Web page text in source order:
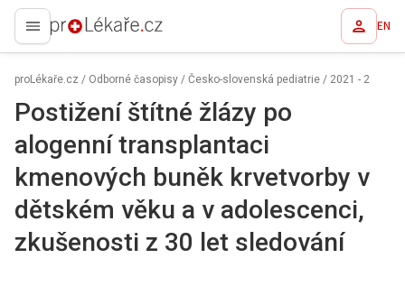
proLékaře.cz EN
proLékaře.cz / Odborné časopisy / Česko-slovenská pediatrie / 2021 - 2
Postižení štítné žlázy po
alogenní transplantaci
kmenových buněk krvetvorby v
dětském věku a v adolescenci,
zkušenosti z 30 let sledování